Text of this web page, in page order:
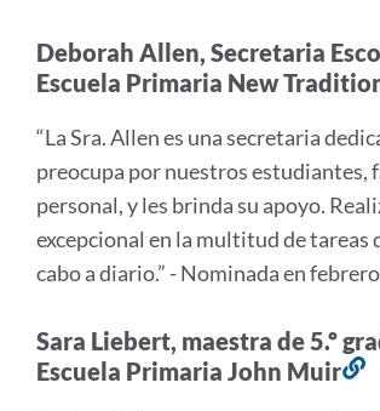
Deborah Allen, Secretaria
Escuela Primaria New
“La Sra. Allen es una secretaria
preocupa por nuestros estudiantes,
personal, y les brinda su apoyo.
excepcional en la multitud de tareas
cabo a diario.” - Nominada en
Sara Liebert, maestra de 5.º
Escuela Primaria John Muir